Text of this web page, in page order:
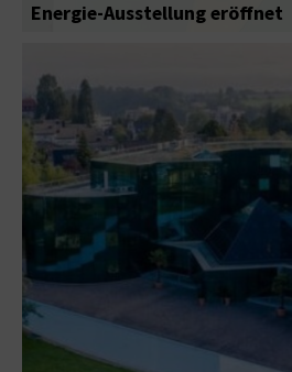
Energie-Ausstellung eröffnet